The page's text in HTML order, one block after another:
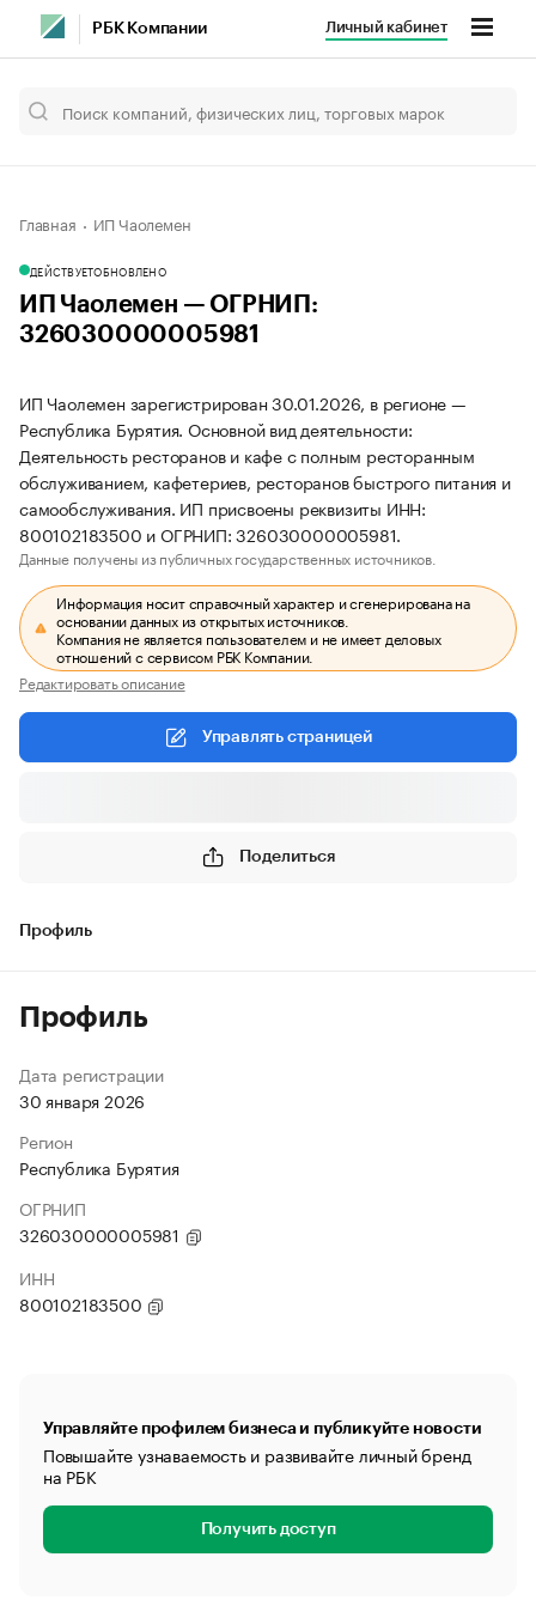
РБК Компании Личный кабинет
Главная ИП Чаолемен
ДЕЙСТВУЕТОБНОВЛЕНО
ИП Чаолемен — ОГРНИП:
326030000005981
ИП Чаолемен зарегистрирован 30.01.2026, в регионе —
Республика Бурятия. Основной вид деятельности:
Деятельность ресторанов и кафе с полным ресторанным
обслуживанием, кафетериев, ресторанов быстрого питания и
самообслуживания. ИП присвоены реквизиты ИНН:
800102183500 и ОГРНИП: 326030000005981.
Данные получены из публичных государственных источников.
Информация носит справочный характер и сгенерирована на
основании данных из открытых источников.
Компания не является пользователем и не имеет деловых
отношений с сервисом РБК Компании.
Редактировать описание
Управлять страницей
Поделиться
Профиль
Профиль
Дата регистрации
30 января 2026
Регион
Республика Бурятия
ОГРНИП
326030000005981
ИНН
800102183500
Управляйте профилем бизнеса и публикуйте новости
Повышайте узнаваемость и развивайте личный бренд
на РБК
Получить доступ